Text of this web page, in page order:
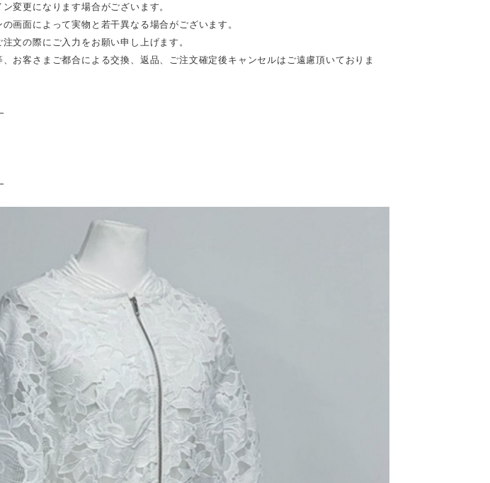
変更になります場合がございます。
画面によって実物と若干異なる場合がございます。
文の際にご入力をお願い申し上げます。
お客さまご都合による交換、返品、ご注文確定後キャンセルはご遠慮頂いておりま